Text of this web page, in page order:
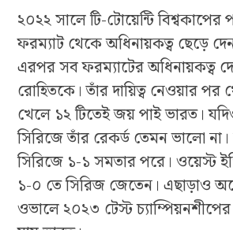
২০২২ সালে টি-টোয়েন্টি
ফরম্যাট থেকে অধিনায়কত্ব ছেড়ে
এরপর সব ফরম্যাটের অধিনায়কত্ব
রোহিতকে। তাঁর দায়িত্ব নেওয়ার পর
খেলে ১২ টিতেই জয় পাই ভারত।
সিরিজে তাঁর রেকর্ড তেমন ভালো না।
সিরিজে ১-১ সমতার পরে। ওয়েস্ট
১-০ তে সিরিজ জেতেন। এছাড়াও
ওভালে ২০২৩ টেস্ট